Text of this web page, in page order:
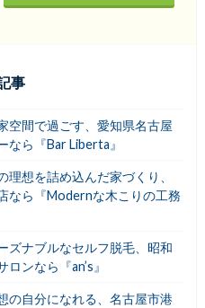
事
空間で過ごす、愛知県名古屋
なら『Bar Liberta』
理想を詰め込んだ家づくり、
なら『Modernな木こりの工務
ズナブルなセルフ脱毛、昭和
ンなら『an’s』
の自分になれる、名古屋市港